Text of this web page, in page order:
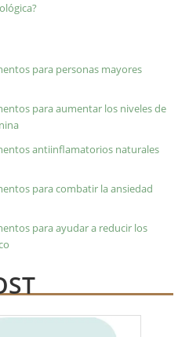
para personas mayores
para aumentar los niveles de
antiinflamatorios naturales
para combatir la ansiedad
para ayudar a reducir los